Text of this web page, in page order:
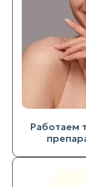
Работаем